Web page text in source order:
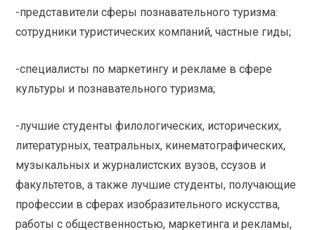
-представители сферы познавательного туризма:
сотрудники туристических компаний, частные гиды;
-специалисты по маркетингу и рекламе в сфере
культуры и познавательного туризма;
-лучшие студенты филологических, исторических,
литературных, театральных, кинематографических,
музыкальных и журналистских вузов, ссузов и
факультетов, а также лучшие студенты, получающие
профессии в сферах изобразительного искусства,
работы с общественностью, маркетинга и рекламы,